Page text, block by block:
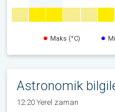
Maks (°C)
Astronomik
12:20 Yerel zaman